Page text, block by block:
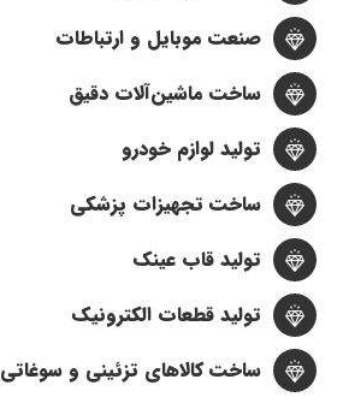
صنعت موبایل و ارتباطات
ساخت ماشین‌آلات دقیق
تولید لوازم خودرو
ساخت تجهیزات پزشکی
تولید قاب عینک
تولید قطعات الکترونیک
ساخت کالاهای تزئینی و سوغاتی